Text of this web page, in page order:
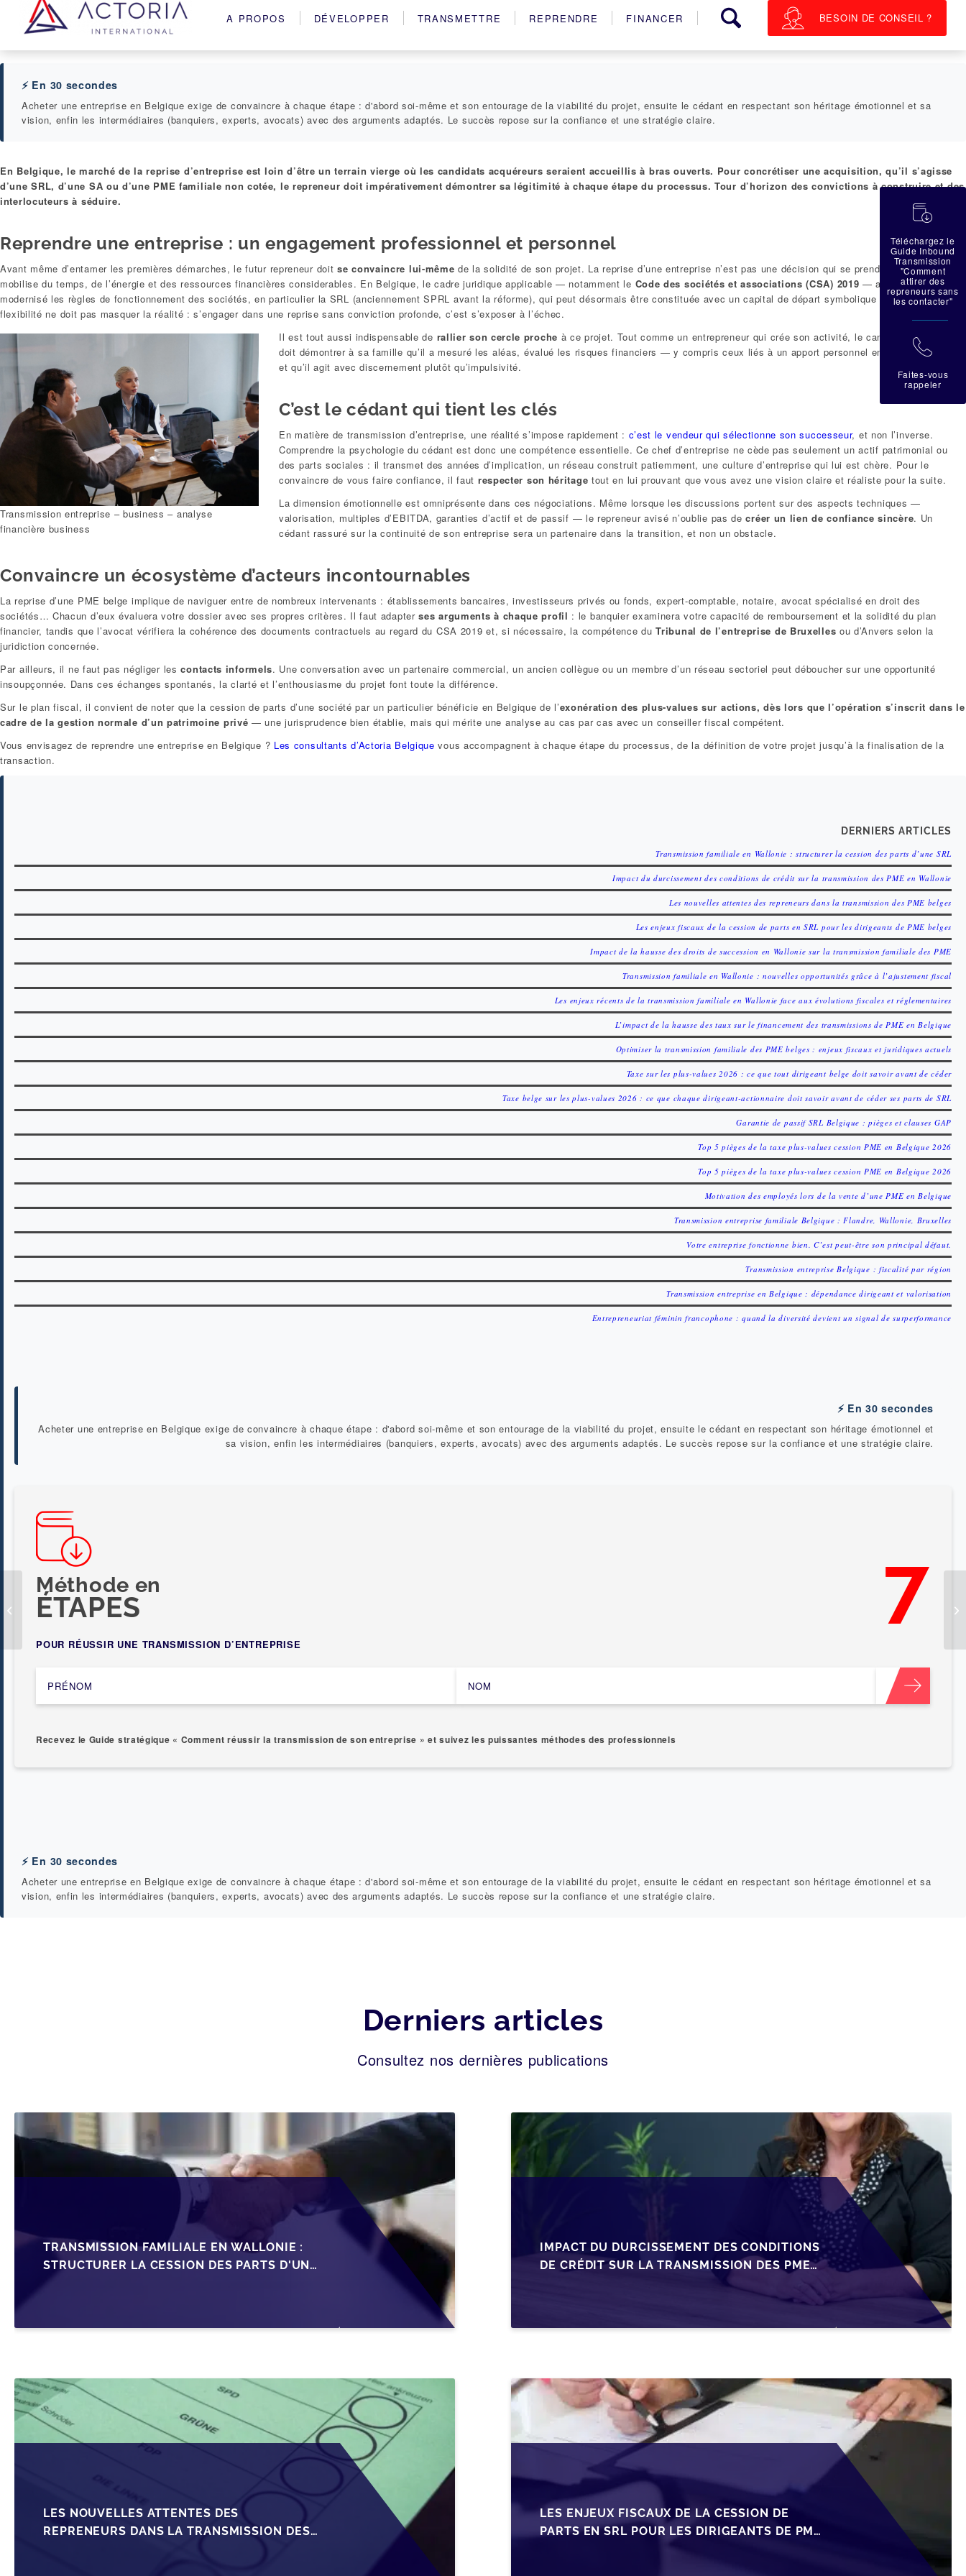
A PROPOS DÉVELOPPER TRANSMETTRE REPRENDRE FINANCER BESOIN DE CONSEIL ?
⚡ En 30 secondes
Acheter une entreprise en Belgique exige de convaincre à chaque étape : d'abord soi-même et son entourage de la viabilité du projet, ensuite le cédant en respectant son héritage émotionnel et sa
vision, enfin les intermédiaires (banquiers, experts, avocats) avec des arguments adaptés. Le succès repose sur la confiance et une stratégie claire.
En Belgique, le marché de la reprise d’entreprise est loin d’être un terrain vierge où les candidats acquéreurs seraient accueillis à bras ouverts. Pour concrétiser une acquisition, qu’il s’agisse
d’une SRL, d’une SA ou d’une PME familiale non cotée, le repreneur doit impérativement démontrer sa légitimité à chaque étape du processus. Tour d’horizon des convictions à construire et des
interlocuteurs à séduire.
Reprendre une entreprise : un engagement professionnel et personnel
Avant même d’entamer les premières démarches, le futur repreneur doitse convaincre lui-même de la solidité de son projet. La reprise d’une entreprise n’est pas une décision qui se prend à la légère : elle
mobilise du temps, de l’énergie et des ressources financières considerables. En Belgique, le cadre juridique applicable — notamment le Code des sociétés et associations (CSA) 2019 — a profondément
modernisé les règles de fonctionnement des sociétés, en particulier la SRL (anciennement SPRL avant la réforme), qui peut désormais être constituée avec un capital de départ symbolique d’1 EUR. Cette
flexibilité ne doit pas masquer la réalité : s’engager dans une reprise sans conviction profonde, c’est s’exposer à l’échec.
Transmission entreprise – business – analyse
financière business
Il est tout aussi indispensable de rallier son cercle proche à ce projet. Tout comme un entrepreneur qui crée son activité, le candidat à la reprise
doit démontrer à sa famille qu’il a mesuré les aléas, évalué les risques financiers — y compris ceux liés à un apport personnel en fonds propres —
et qu’il agit avec discernement plutôt qu’impulsivité.
C’est le cédant qui tient les clés
En matière de transmission d’entreprise, une réalité s’impose rapidement : c’est le vendeur qui sélectionne son successeur, et non l’inverse.
Comprendre la psychologie du cédant est donc une compétence essentielle. Ce chef d’entreprise ne cède pas seulement un actif patrimonial ou
des parts sociales : il transmet des années d’implication, un réseau construit patiemment, une culture d’entreprise qui lui est chère. Pour le
convaincre de vous faire confiance, il faut respecter son héritage tout en lui prouvant que vous avez une vision claire et réaliste pour la suite.
La dimension émotionnelle est omniprésente dans ces négociations. Même lorsque les discussions portent sur des aspects techniques —
valorisation, multiples d’EBITDA, garanties d’actif et de passif — le repreneur avisé n’oublie pas decréer un lien de confiance sincère. Un
cédant rassuré sur la continuité de son entreprise sera un partenaire dans la transition, et non un obstacle.
Convaincre un écosystème d’acteurs incontournables
La reprise d’une PME belge implique de naviguer entre de nombreux intervenants : établissements bancaires, investisseurs privés ou fonds, expert-comptable, notaire, avocat spécialisé en droit des
sociétés… Chacun d’eux évaluera votre dossier avec ses propres critères. Il faut adapterses arguments à chaque profil : le banquier examinera votre capacité de remboursement et la solidité du plan
financier, tandis que l’avocat vérifiera la cohérence des documents contractuels au regard du CSA 2019 et, si nécessaire, la compétence duTribunal de l’entreprise de Bruxelles ou d’Anvers selon la
juridiction concernée.
Par ailleurs, il ne faut pas négliger lescontacts informels. Une conversation avec un partenaire commercial, un ancien collègue ou un membre d’un réseau sectoriel peut déboucher sur une opportunité
insoupçonnée. Dans ces échanges spontanés, la clarté et l’enthousiasme du projet font toute la différence.
Sur le plan fiscal, il convient de noter que la cession de parts d’une société par un particulier bénéficie en Belgique de l’exonération des plus-values sur actions, dès lors que l’opération s’inscrit dans le
cadre de la gestion normale d’un patrimoine privé — une jurisprudence bien établie, mais qui mérite une analyse au cas par cas avec un conseiller fiscal compétent.
Vous envisagez de reprendre une entreprise en Belgique ? Les consultants d’Actoria Belgique vous accompagnent à chaque étape du processus, de la définition de votre projet jusqu’à la finalisation de la
transaction.
DERNIERS ARTICLES
Transmission familiale en Wallonie : structurer la cession des parts d’une SRL
Impact du durcissement des conditions de crédit sur la transmission des PME en Wallonie
Les nouvelles attentes des repreneurs dans la transmission des PME belges
Les enjeux fiscaux de la cession de parts en SRL pour les dirigeants de PME belges
Impact de la hausse des droits de succession en Wallonie sur la transmission familiale des PME
Transmission familiale en Wallonie : nouvelles opportunités grâce à l’ajustement fiscal
Les enjeux récents de la transmission familiale en Wallonie face aux évolutions fiscales et réglementaires
L’impact de la hausse des taux sur le financement des transmissions de PME en Belgique
Optimiser la transmission familiale des PME belges : enjeux fiscaux et juridiques actuels
Taxe sur les plus-values 2026 : ce que tout dirigeant belge doit savoir avant de céder
Taxe belge sur les plus-values 2026 : ce que chaque dirigeant-actionnaire doit savoir avant de céder ses parts de SRL
Garantie de passif SRL Belgique : pièges et clauses GAP
Top 5 pièges de la taxe plus-values cession PME en Belgique 2026
Top 5 pièges de la taxe plus-values cession PME en Belgique 2026
Motivation des employés lors de la vente d’une PME en Belgique
Transmission entreprise familiale Belgique : Flandre, Wallonie, Bruxelles
Votre entreprise fonctionne bien. C’est peut-être son principal défaut.
Transmission entreprise Belgique : fiscalité par région
Transmission entreprise en Belgique : dépendance dirigeant et valorisation
Entrepreneuriat féminin francophone : quand la diversité devient un signal de surperformance
⚡ En 30 secondes
Acheter une entreprise en Belgique exige de convaincre à chaque étape : d'abord soi-même et son entourage de la viabilité du projet, ensuite le cédant en respectant son héritage émotionnel et
sa vision, enfin les intermédiaires (banquiers, experts, avocats) avec des arguments adaptés. Le succès repose sur la confiance et une stratégie claire.
Méthode en 7
ÉTAPES
POUR RÉUSSIR UNE TRANSMISSION D’ENTREPRISE
Recevez le Guide stratégique « Comment réussir la transmission de son entreprise » et suivez les puissantes méthodes des professionnels
⚡ En 30 secondes
Acheter une entreprise en Belgique exige de convaincre à chaque étape : d'abord soi-même et son entourage de la viabilité du projet, ensuite le cédant en respectant son héritage émotionnel et sa
vision, enfin les intermédiaires (banquiers, experts, avocats) avec des arguments adaptés. Le succès repose sur la confiance et une stratégie claire.
Derniers articles
Consultez nos dernières publications
TRANSMISSION FAMILIALE EN WALLONIE :
STRUCTURER LA CESSION DES PARTS D'UNE
SRL
IMPACT DU DURCISSEMENT DES CONDITIONS
DE CRÉDIT SUR LA TRANSMISSION DES PME
LES NOUVELLES ATTENTES DES
REPRENEURS DANS LA TRANSMISSION DES
LES ENJEUX FISCAUX DE LA CESSION DE
PARTS EN SRL POUR LES DIRIGEANTS DE PME
6 clés pour identifier
le repreneur idéal de
votre PME en
蠟
Téléchargez le
Guide Inbound
Transmission
"Comment
attirer des
repreneurs sans
les contacter"
拉
Faites-vous
rappeler